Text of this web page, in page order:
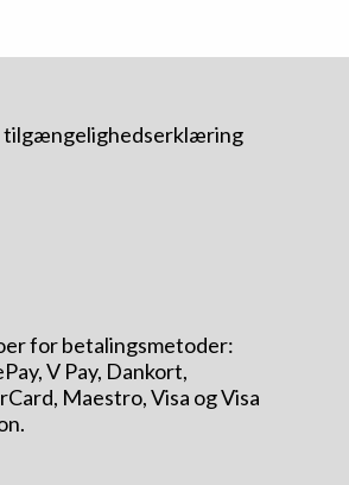
tilgængelighedserklæring